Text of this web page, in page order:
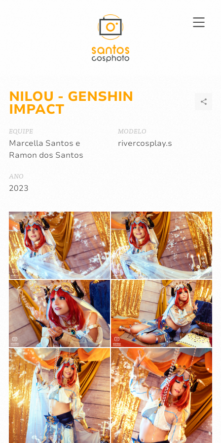
NILOU - GENSHIN
IMPACT
EQUIPE
Marcella Santos e
Ramon dos Santos
ANO
2023
MODELO
rivercosplay.s